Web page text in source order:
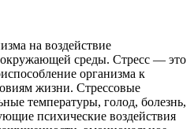
на воздействие
среды. Стресс — это
организма к
жизни. Стрессовые
температуры, голод, болезнь,
психические воздействия